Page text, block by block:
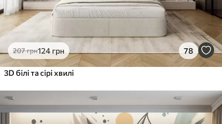
207грн124 грн 78
3D білі та сірі хвилі